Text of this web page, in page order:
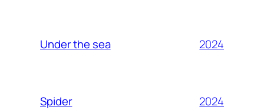
Under the sea 2024
Spider 2024